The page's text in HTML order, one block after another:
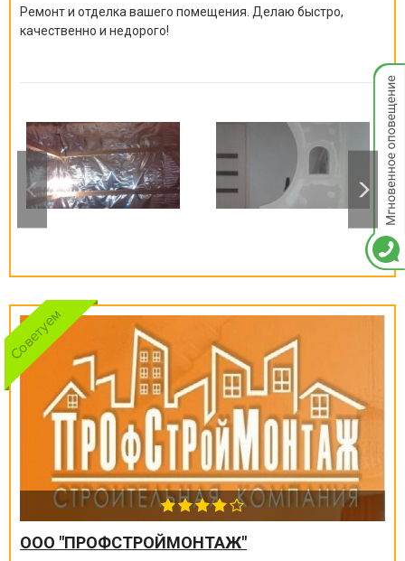
Ремонт и отделка вашего помещения. Делаю быстро,
качественно и недорого!
ООО "ПРОФСТРОЙМОНТАЖ"